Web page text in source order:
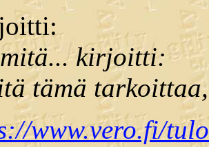
kirjoitti:
tämä
www.vero.fi/